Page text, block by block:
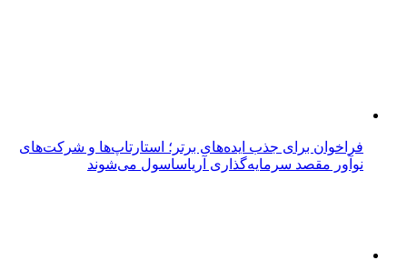
فراخوان برای جذب ایده‌های برتر؛ استارتاپ‌ها و شرکت‌های
نوآور مقصد سرما‌یه‌گذاری آریاساسول می‌شوند